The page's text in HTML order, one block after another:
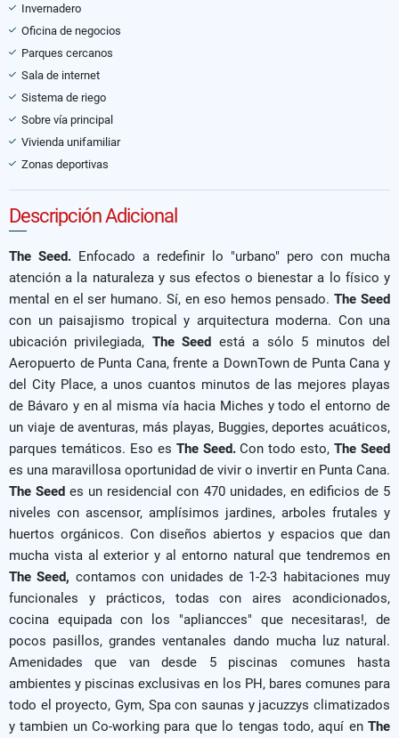
Invernadero
Oficina de negocios
Parques cercanos
Sala de internet
Sistema de riego
Sobre vía principal
Vivienda unifamiliar
Zonas deportivas
Descripción Adicional
The Seed. Enfocado a redefinir lo "urbano" pero con mucha
atención a la naturaleza y sus efectos o bienestar a lo físico y
mental en el ser humano. Sí, en eso hemos pensado.The Seed
con un paisajismo tropical y arquitectura moderna. Con una
ubicación privilegiada, The Seed está a sólo 5 minutos del
Aeropuerto de Punta Cana, frente a DownTown de Punta Cana y
del City Place, a unos cuantos minutos de las mejores playas
de Bávaro y en al misma vía hacia Miches y todo el entorno de
un viaje de aventuras, más playas, Buggies, deportes acuáticos,
parques temáticos. Eso es The Seed.Con todo esto,The Seed
es una maravillosa oportunidad de vivir o invertir en Punta Cana.
The Seedes un residencial con 470 unidades, en edificios de 5
niveles con ascensor, amplísimos jardines, arboles frutales y
huertos orgánicos. Con diseños abiertos y espacios que dan
mucha vista al exterior y al entorno natural que tendremos en
The Seed, contamos con unidades de 1-2-3 habitaciones muy
funcionales y prácticos, todas con aires acondicionados,
cocina equipada con los "apliancces" que necesitaras!, de
pocos pasillos, grandes ventanales dando mucha luz natural.
Amenidades que van desde 5 piscinas comunes hasta
ambientes y piscinas exclusivas en los PH, bares comunes para
todo el proyecto, Gym, Spa con saunas y jacuzzys climatizados
y tambien un Co-working para que lo tengas todo, aquí en The